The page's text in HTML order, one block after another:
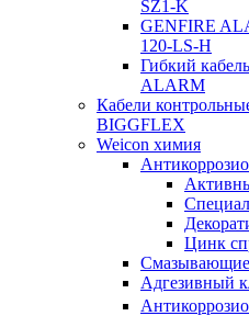
SZ1-K
GENFIRE
120-LS-H
Гибкий
ALARM
Кабели
BIGGFLEX
Weicon химия
Цинк
Смазывающие
Адгезивный